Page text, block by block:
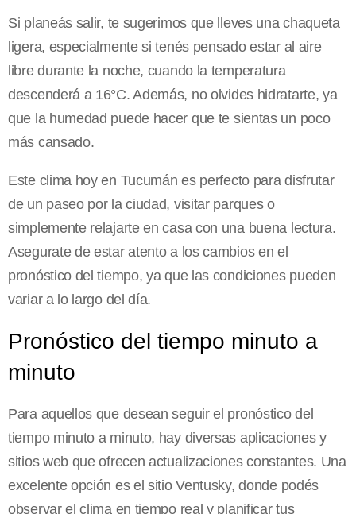
Si planeás salir, te sugerimos que lleves una chaqueta
ligera, especialmente si tenés pensado estar al aire
libre durante la noche, cuando la temperatura
descenderá a 16°C. Además, no olvides hidratarte, ya
que la humedad puede hacer que te sientas un poco
más cansado.
Este clima hoy en Tucumán es perfecto para disfrutar
de un paseo por la ciudad, visitar parques o
simplemente relajarte en casa con una buena lectura.
Asegurate de estar atento a los cambios en el
pronóstico del tiempo, ya que las condiciones pueden
variar a lo largo del día.
Pronóstico del tiempo minuto a
minuto
Para aquellos que desean seguir el pronóstico del
tiempo minuto a minuto, hay diversas aplicaciones y
sitios web que ofrecen actualizaciones constantes. Una
excelente opción es el sitio Ventusky, donde podés
observar el clima en tiempo real y planificar tus